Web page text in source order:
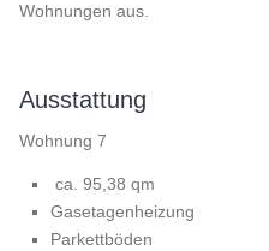
Wohnungen aus.
Ausstattung
Wohnung 7
ca. 95,38 qm
Gasetagenheizung
Parkettböden